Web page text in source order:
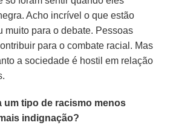
Acho incrível o que estão
muito para o debate. Pessoas
para o combate racial. Mas
a sociedade é hostil em relação
um tipo de racismo menos
indignação?